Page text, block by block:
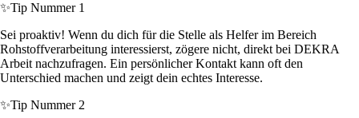
✨Tip Nummer 1
Sei proaktiv! Wenn du dich für die Stelle als Helfer im Bereich
Rohstoffverarbeitung interessierst, zögere nicht, direkt bei DEKRA
Arbeit nachzufragen. Ein persönlicher Kontakt kann oft den
Unterschied machen und zeigt dein echtes Interesse.
✨Tip Nummer 2